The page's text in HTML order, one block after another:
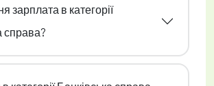
зарплата в категорії
справа?